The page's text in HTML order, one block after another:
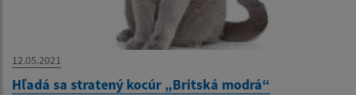
12.05.2021
Hľadá sa stratený kocúr „Britská modrá“